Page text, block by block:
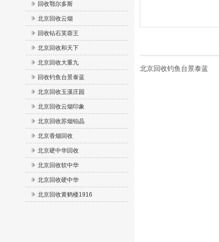
北京回收钓鱼台景泰蓝
回收鄂尔多斯
北京回收云烟
回收钻石芙蓉王
北京回收和天下
北京回收大重九
回收钓鱼台景泰蓝
北京回收玉溪庄园
北京回收云烟印象
北京回收苏烟铂晶
北京香烟回收
北京硬中华回收
北京回收软中华
北京回收硬中华
北京回收黄鹤楼1916